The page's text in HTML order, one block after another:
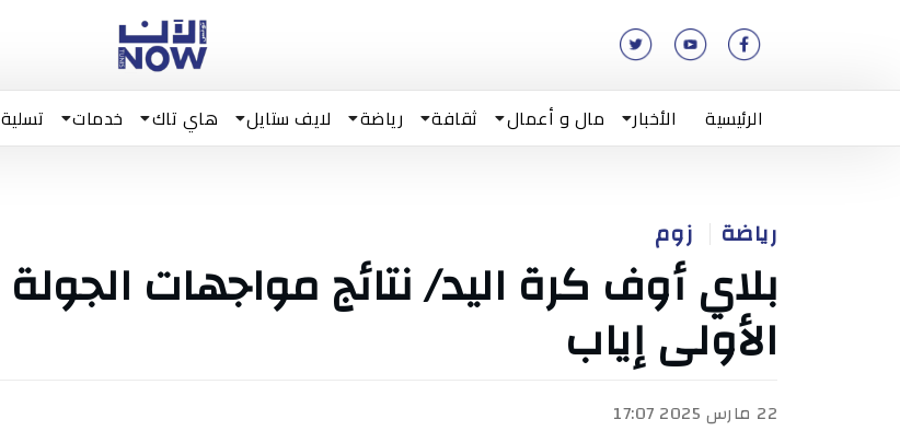
الرئيسية الأخبار مال و أعمال ثقافة رياضة لايف ستايل هاي تاك خدمات تسلية
رياضة زوم
بلاي أوف كرة اليد/ نتائج مواجهات الجولة
الأولى إياب
22 مارس 2025 17:07